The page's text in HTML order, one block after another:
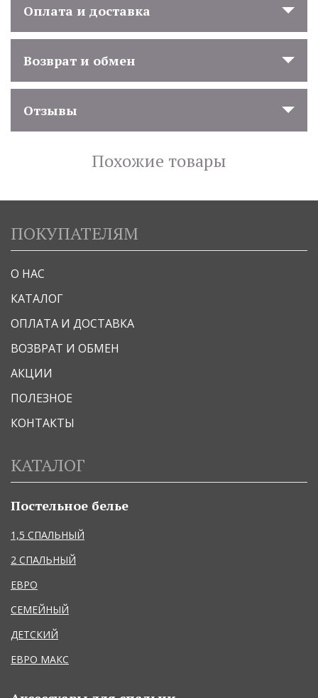
Оплата и доставка
Возврат и обмен
Отзывы
Похожие товары
ПОКУПАТЕЛЯМ
О НАС
КАТАЛОГ
ОПЛАТА И ДОСТАВКА
ВОЗВРАТ И ОБМЕН
АКЦИИ
ПОЛЕЗНОЕ
КОНТАКТЫ
КАТАЛОГ
Постельное белье
1,5 СПАЛЬНЫЙ
2 СПАЛЬНЫЙ
ЕВРО
СЕМЕЙНЫЙ
ДЕТСКИЙ
ЕВРО МАКС